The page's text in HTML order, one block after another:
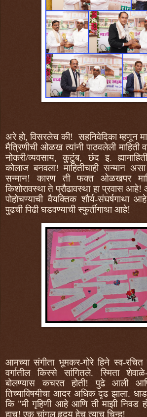
अरे हो, विसरलेच की! सहनिवेदिका म्हणून
मैत्रिणीची ओळख त्यांनी पाठवलेली
नोकरी/व्यवसाय, कुटुंब, छंद इ.
कोलाज बनवला! माहितीचाही सन्मान
सन्मान! कारण ती फक्त ओळखपर
किशोरावस्था ते प्रौढावस्था हा प्रवास
पोहोचण्याची वैयक्तिक शौर्य-
पुढची पिढी घडवण्याची स्फुर्तीगाथा आहे!
आमच्या संगीता भूमकर-गोरे हिने स्व-
वर्गातील किस्से सांगितले. स्मिता
बोलण्यास कचरत होती! पुढे आली
तिच्याविषयीचा आदर अधिक दृढ झाला.
कि "मी गृहिणी आहे आणि ती माझी निवड
हाच! एक चांगल हृदय हेच त्याच चिन्ह!